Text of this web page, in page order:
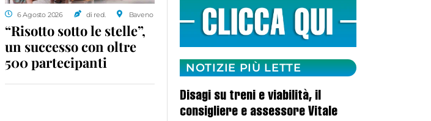
6 Agosto 2026 di red. Baveno
“Risotto sotto le stelle”,
un successo con oltre
500 partecipanti
NOTIZIE PIÙ LETTE
Disagi su treni e viabilità, il
consigliere e assessore Vitale